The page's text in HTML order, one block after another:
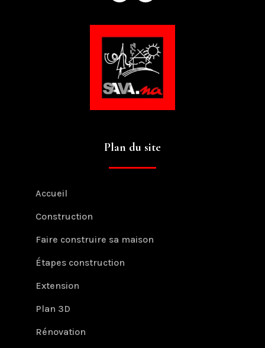
Plan du site
Accueil
Construction
Faire construire sa maison
Étapes construction
Extension
Plan 3D
Rénovation